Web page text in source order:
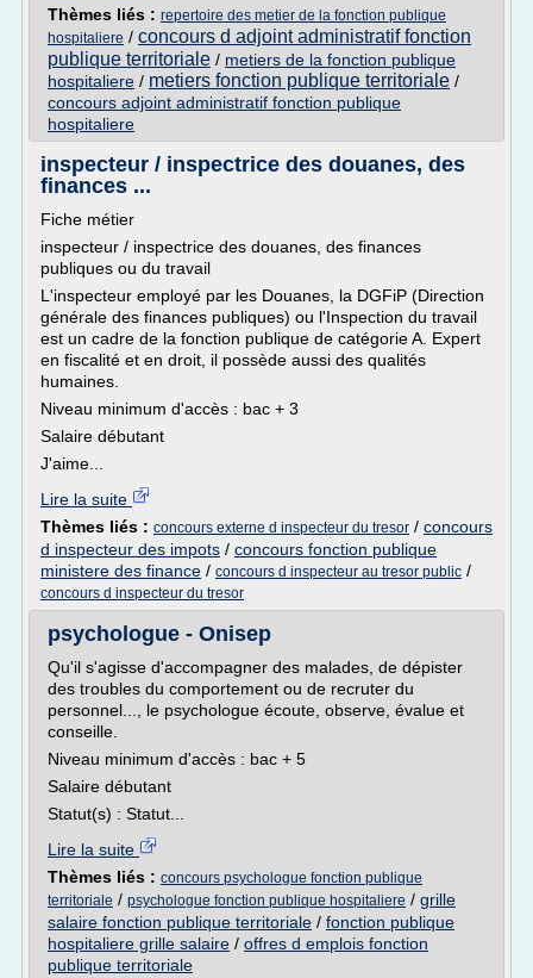
Thèmes liés : repertoire des metier de la fonction publique
hospitaliere / concours d adjoint administratif fonction
publique territoriale / metiers de la fonction publique
hospitaliere / metiers fonction publique territoriale /
concours adjoint administratif fonction publique
hospitaliere
inspecteur / inspectrice des douanes, des
finances ...
Fiche métier
inspecteur / inspectrice des douanes, des finances
publiques ou du travail
L'inspecteur employé par les Douanes, la DGFiP (Direction
générale des finances publiques) ou l'Inspection du travail
est un cadre de la fonction publique de catégorie A. Expert
en fiscalité et en droit, il possède aussi des qualités
humaines.
Niveau minimum d'accès : bac + 3
Salaire débutant
J'aime...
Lire la suite
Thèmes liés : concours externe d inspecteur du tresor / concours
d inspecteur des impots / concours fonction publique
ministere des finance / concours d inspecteur au tresor public /
concours d inspecteur du tresor
psychologue - Onisep
Qu'il s'agisse d'accompagner des malades, de dépister
des troubles du comportement ou de recruter du
personnel..., le psychologue écoute, observe, évalue et
conseille.
Niveau minimum d'accès : bac + 5
Salaire débutant
Statut(s) : Statut...
Lire la suite
Thèmes liés : concours psychologue fonction publique
territoriale / psychologue fonction publique hospitaliere / grille
salaire fonction publique territoriale / fonction publique
hospitaliere grille salaire / offres d emplois fonction
publique territoriale